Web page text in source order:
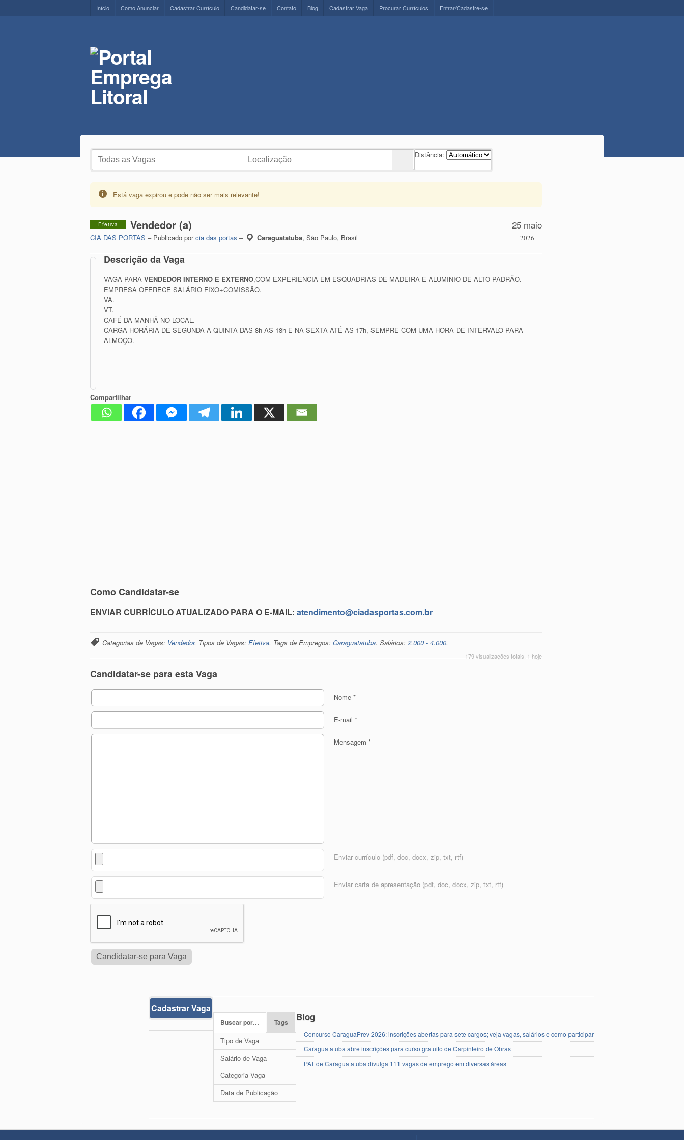
Início Como Anunciar Cadastrar Currículo Candidatar-se Contato Blog Entrar/Cadastre-se
Procurar Currículos
Cadastrar Vaga
Distância:
Está vaga expirou e pode não ser mais relevante!
25 maio
2026
Efetiva Vendedor (a)
CIA DAS PORTAS – Publicado porcia das portas – Caraguatatuba, São Paulo, Brasil
Descrição da Vaga
VAGA PARA VENDEDOR INTERNO E EXTERNO,COM EXPERIÊNCIA EM ESQUADRIAS DE MADEIRA E ALUMINIO DE ALTO PADRÃO.
EMPRESA OFERECE SALÁRIO FIXO+COMISSÃO.
VA.
VT.
CAFÉ DA MANHÃ NO LOCAL.
CARGA HORÁRIA DE SEGUNDA A QUINTA DAS 8h ÀS 18h E NA SEXTA ATÉ ÀS 17h, SEMPRE COM UMA HORA DE INTERVALO PARA
ALMOÇO.
Compartilhar
Como Candidatar-se
ENVIAR CURRÍCULO ATUALIZADO PARA O E-MAIL: atendimento@ciadasportas.com.br
Categorias de Vagas: Vendedor. Tipos de Vagas: Efetiva. Tags de Empregos: Caraguatatuba. Salários: 2.000 - 4.000.
179 visualizações totais, 1 hoje
Candidatar-se para esta Vaga
Nome*
E-mail*
Mensagem*
Enviar currículo (pdf, doc, docx, zip, txt, rtf)
Enviar carta de apresentação (pdf, doc, docx, zip, txt, rtf)
Cadastrar Vaga
Buscar por… Tags
Tipo de Vaga
Salário de Vaga
Categoria Vaga
Data de Publicação
Blog
Concurso CaraguaPrev 2026: inscrições abertas para sete cargos; veja vagas, salários e como participar
Caraguatatuba abre inscrições para curso gratuito de Carpinteiro de Obras
PAT de Caraguatatuba divulga 111 vagas de emprego em diversas áreas